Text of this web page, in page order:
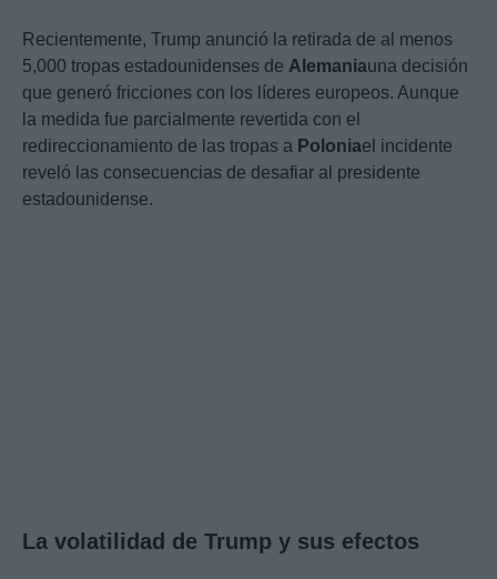
Recientemente, Trump anunció la retirada de al menos
5,000 tropas estadounidenses de Alemaniauna decisión
que generó fricciones con los líderes europeos. Aunque
la medida fue parcialmente revertida con el
redireccionamiento de las tropas a Poloniael incidente
reveló las consecuencias de desafiar al presidente
estadounidense.
La volatilidad de Trump y sus efectos